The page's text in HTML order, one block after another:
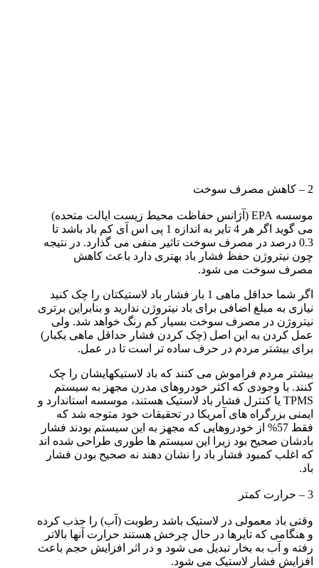
2 – کاهش مصرف سوخت
موسسه EPA (آژانس حفاظت محیط زیست ایالت متحده)
می گوید اگر هر 4 تایر به اندازه 1 پی اس آی کم باد باشد تا
0.3 درصد در مصرف سوخت تاثیر منفی می گذارد. در نتیجه
چون نیتروژن حفظ فشار باد بهتری دارد باعث کاهش
مصرف سوخت می شود.
اگر شما حداقل ماهی 1 بار فشار باد لاستیکتان را چک کنید
نیازی به مبلغ اضافی برای باد نیتروژن ندارید و بنابراین برتری
نیتروژن در مصرف سوخت بسیار کم رنگ خواهد شد. ولی
عمل کردن به این اصل (چک کردن فشار حداقل ماهی یکبار)
برای بیشتر مردم در حرف ساده تر است تا در عمل.
بیشتر مردم فراموش می کنند که باد لاستیکهایشان را چک
کنند. با وجودی که اکثر خودروهای مدرن مجهز به سیستم
TPMS یا کنترل فشار باد لاستیک هستند، موسسه استاندارد و
ایمنی بزرگراه های آمریکا در تحقیقات خود متوجه شد که
فقط 57% از خودروهایی که مجهز به این سیستم بودند فشار
بادشان صحیح بود زیرا این سیستم ها طوری طراحی شده اند
که اغلب کمبود فشار باد را نشان دهند نه صحیح بودن فشار
باد.
3 – حرارت کمتر
وقتی باد معمولی در لاستیک باشد رطوبت (آب) را جذب کرده
و هنگامی که تایرها در حال چرخش هستند حرارت آنها بالاتر
رفته و آب به بخار تبدیل می شود و در اثر افزایش حجم باعث
افزایش فشار لاستیک می شود.